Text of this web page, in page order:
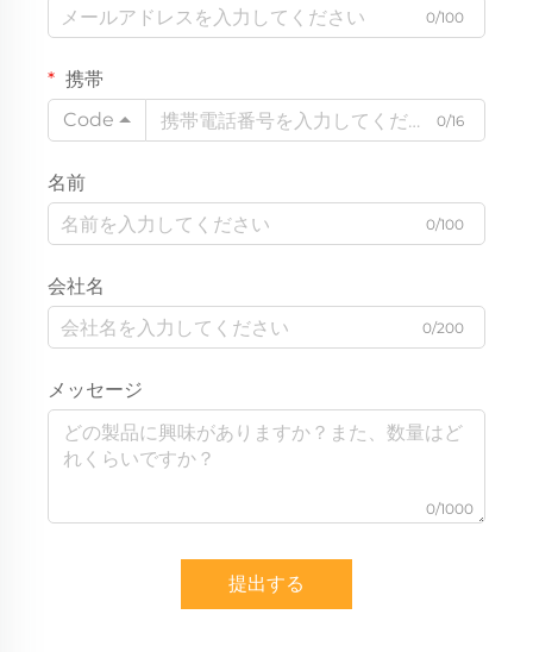
0/100
携帯
Code
0/16
名前
0/100
会社名
0/200
メッセージ
0/1000
提出する